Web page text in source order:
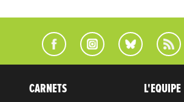
CARNETS L'EQUIPE